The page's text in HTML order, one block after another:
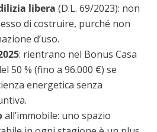
libera (D.L. 69/2023): non
di costruire, purché non
d’uso.
: rientrano nel Bonus Casa
50 % (fino a 96.000 €) se
energetica senza
all’immobile: uno spazio